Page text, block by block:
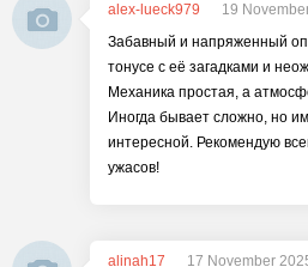
alex-lueck979
19
Забавный и напряженный
тонусе с её загадками и
Механика простая, а
Иногда бывает сложно, но
интересной. Рекомендую
ужасов!
alinah17
17 November